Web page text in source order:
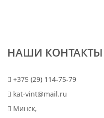
НАШИ КОНТАКТЫ
+375 (29) 114-75-79
kat-vint@mail.ru
Минск,